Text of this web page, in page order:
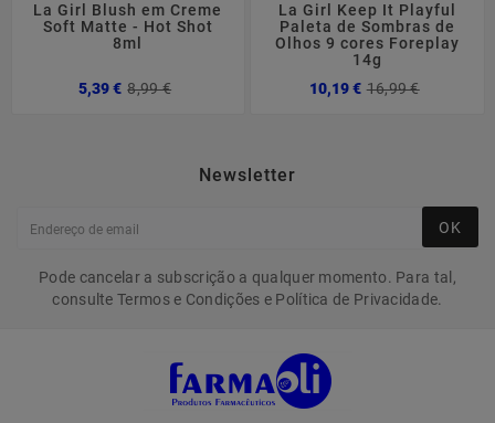
La Girl Blush em Creme
Soft Matte - Hot Shot
8ml
5,39 € 8,99 €
La Girl Keep It Playful
Paleta de Sombras de
Olhos 9 cores Foreplay
14g
10,19 € 16,99 €
Newsletter
OK
Pode cancelar a subscrição a qualquer momento. Para tal,
consulte Termos e Condições e Política de Privacidade.